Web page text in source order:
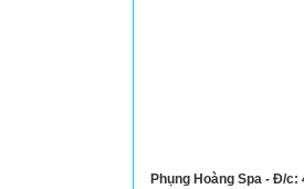
Phụng Hoàng Spa - Đ/c: